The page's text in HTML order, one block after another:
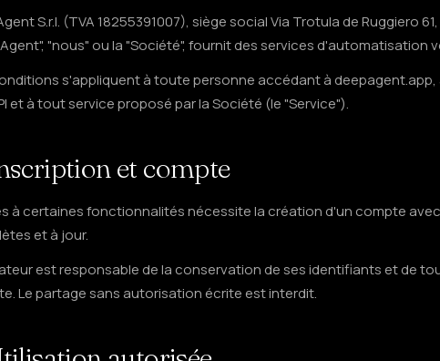
S.r.l. (TVA 18255391007), siège social Via Trotula de Ruggiero
"nous" ou la "Société", fournit des services d'automatisation
s'appliquent à toute personne accédant à
et à tout service proposé par la Société (le "Service").
et compte
à certaines fonctionnalités nécessite la création d'un compte
et à jour.
est responsable de la conservation de ses identifiants et de
Le partage sans autorisation écrite est interdit.